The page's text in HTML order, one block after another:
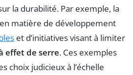
la durabilité. Par exemple, la
matière de développement
et d’initiatives visant à limiter
effet de serre. Ces exemples
choix judicieux à l’échelle